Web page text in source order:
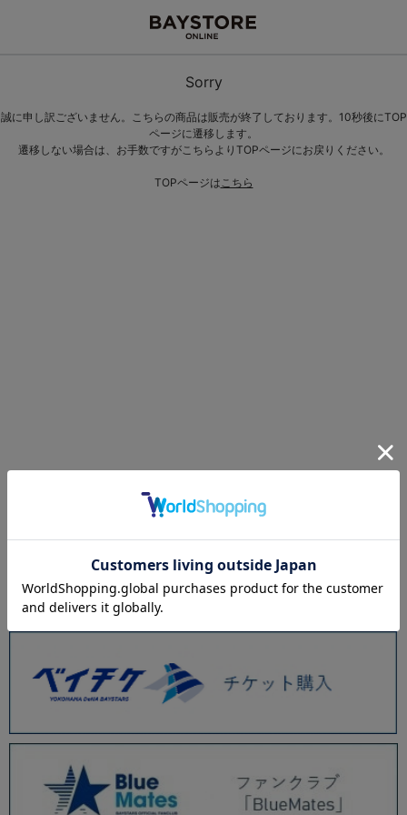
Sorry
誠に申し訳ございません。こちらの商品は販売が終了しております。10秒後にTOP
ページに遷移します。
遷移しない場合は、お手数ですがこちらよりTOPページにお戻りください。
TOPページはこちら